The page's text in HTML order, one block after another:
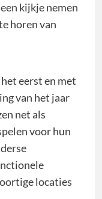
kijkje nemen
horen van
eerst en met
van het jaar
net als
voor hun
locaties